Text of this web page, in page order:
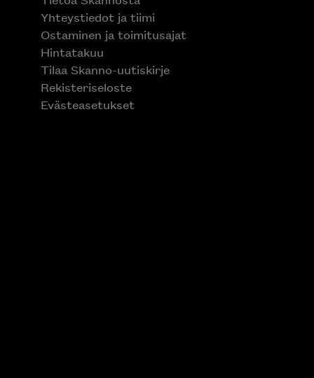
Yhteystiedot ja tiimi
Ostaminen ja toimitusajat
Hintatakuu
Tilaa Skanno-uutiskirje
Rekisteriseloste
Evästeasetukset